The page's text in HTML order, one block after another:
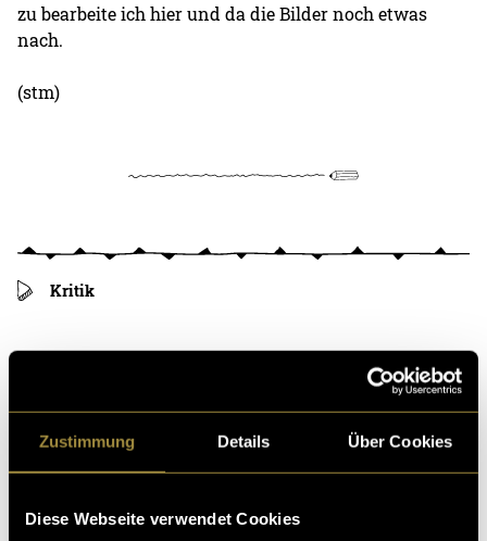
Zustimmung Details Über Cookies
Diese Webseite verwendet Cookies
zu bearbeite ich hier und da die Bilder noch etwas
nach.
(stm)
Kritik